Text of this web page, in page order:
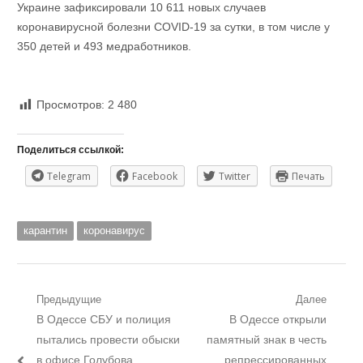
Украине зафиксировали 10 611 новых случаев
коронавирусной болезни COVID-19 за сутки, в том числе у
350 детей и 493 медработников.
Просмотров: 2 480
Поделиться ссылкой:
Telegram Facebook Twitter Печать
карантин коронавирус
Навигация
Предыдущие
Предыдущий
пост:
В Одессе СБУ и полиция
пытались провести обыски
в офисе Голубова
Далее
Следующий
пост:
В Одессе открыли
памятный знак в честь
репрессированных